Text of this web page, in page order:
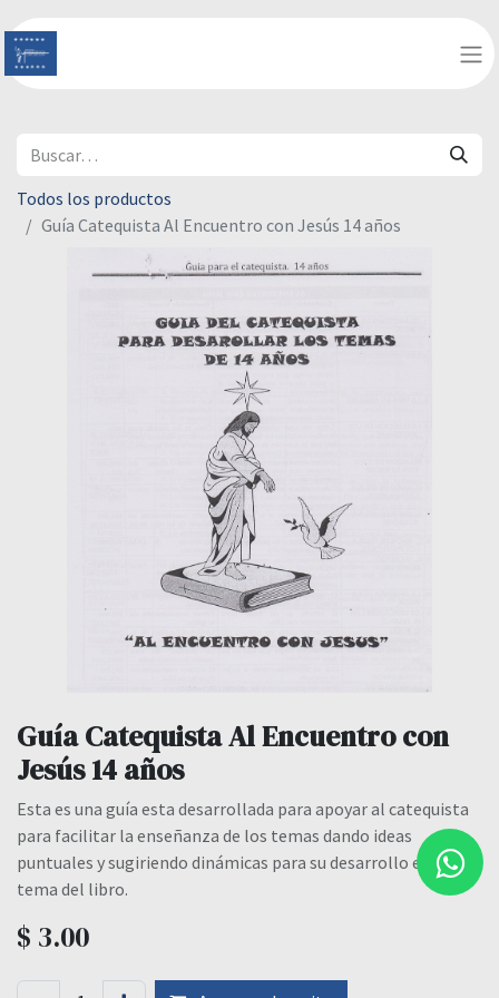
Todos los productos
Guía Catequista Al Encuentro con Jesús 14 años
Guía Catequista Al Encuentro con
Jesús 14 años
Esta es una guía esta desarrollada para apoyar al catequista
para facilitar la enseñanza de los temas dando ideas
puntuales y sugiriendo dinámicas para su desarrollo en cada
tema del libro.
$ 3.00